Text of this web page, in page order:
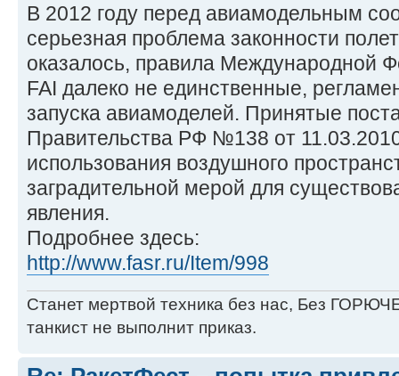
В 2012 году перед авиамодельным
серьезная проблема законности
оказалось, правила Международной
FAI далеко не единственные,
запуска авиамоделей. Принятые
Правительства РФ №138 от
использования воздушного
заградительной мерой для
явления.
Подробнее здесь:
http://www.fasr.ru/Item/998
Станет мертвой техника без нас, Без
танкист не выполнит приказ.